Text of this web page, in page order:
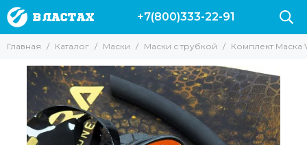
Маски
Для подводной охоты
Для Снорклинга
Для фридайвинга
Для дайвинга
Маски с трубкой
+7(800)333-22-91
Главная Каталог Маски Маски с трубкой Комплект Маска